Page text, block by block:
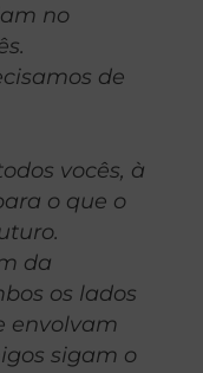
no
de
vocês, à
o que o
da
os lados
envolvam
sigam o